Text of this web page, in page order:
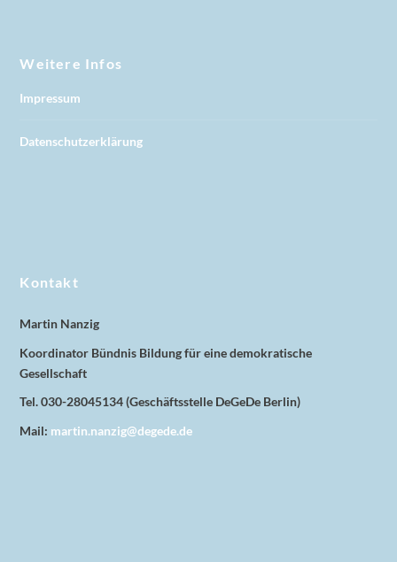
Weitere Infos
Impressum
Datenschutzerklärung
Kontakt
Martin Nanzig
Koordinator Bündnis Bildung für eine demokratische
Gesellschaft
Tel. 030-28045134 (Geschäftsstelle DeGeDe Berlin)
Mail: martin.nanzig@degede.de